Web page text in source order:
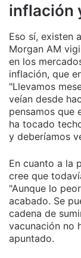
inflación
Eso sí, existen
Morgan AM
en los
inflación, que
"Llevamos
veían desde
pensamos que
ha tocado
y deberíamos
En cuanto a la
cree que
"Aunque lo
acabado. Se
cadena de
vacunación no
apuntado.